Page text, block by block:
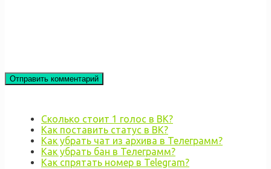
Сколько стоит 1 голос в ВК?
Как поставить статус в ВК?
Как убрать чат из архива в Телеграмм?
Как убрать бан в Телеграмм?
Как спрятать номер в Telegram?